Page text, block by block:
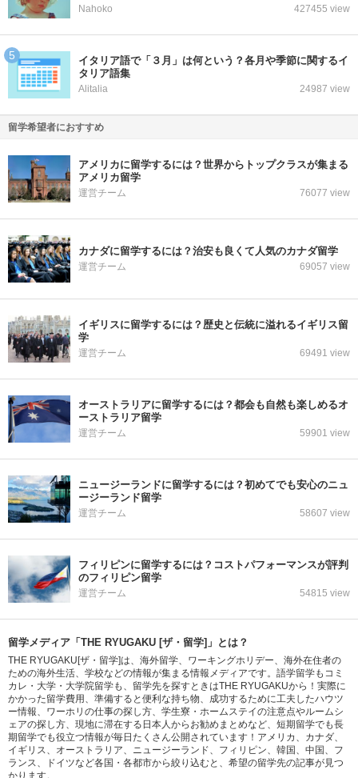
Nahoko 427455 view
イタリア語で「３月」は何という？各月や季節に関するイ
タリア語集
Alitalia 24987 view
留学希望者におすすめ
アメリカに留学するには？世界からトップクラスが集まる
アメリカ留学
運営チーム 76077 view
カナダに留学するには？治安も良くて人気のカナダ留学
運営チーム 69057 view
イギリスに留学するには？歴史と伝統に溢れるイギリス留
学
運営チーム 69491 view
オーストラリアに留学するには？都会も自然も楽しめるオ
ーストラリア留学
運営チーム 59901 view
ニュージーランドに留学するには？初めてでも安心のニュ
ージーランド留学
運営チーム 58607 view
フィリピンに留学するには？コストパフォーマンスが評判
のフィリピン留学
運営チーム 54815 view
留学メディア「THE RYUGAKU [ザ・留学]」とは？
THE RYUGAKU[ザ・留学]は、海外留学、ワーキングホリデー、海外在住者の
ための海外生活、学校などの情報が集まる情報メディアです。語学留学もコミ
カレ・大学・大学院留学も、留学先を探すときはTHE RYUGAKUから！実際に
かかった留学費用、準備すると便利な持ち物、成功するために工夫したハウツ
ー情報、ワーホリの仕事の探し方、学生寮・ホームステイの注意点やルームシ
ェアの探し方、現地に滞在する日本人からお勧めまとめなど、短期留学でも長
期留学でも役立つ情報が毎日たくさん公開されています！アメリカ、カナダ、
イギリス、オーストラリア、ニュージーランド、フィリピン、韓国、中国、フ
ランス、ドイツなど各国・各都市から絞り込むと、希望の留学先の記事が見つ
かります。